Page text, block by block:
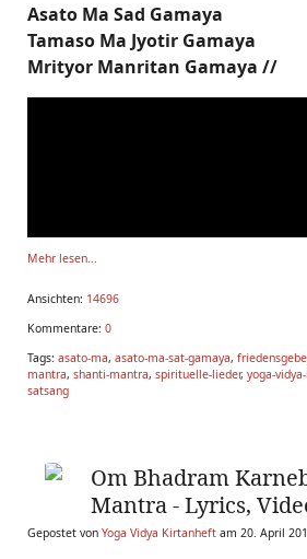
Asato Ma Sad Gamaya
Tamaso Ma Jyotir Gamaya
Mrityor Manritan Gamaya //
Mehr lesen...
Ansichten: 14696
Kommentare: 0
Tags: asato-ma, asato-ma-sat-gamaya,
mantra, shanti-mantra, spirituelle-lieder, yoga-
satsang
Om Bhadram
Mantra - Lyrics,
Gepostet von Yoga Vidya Kirtanheft am 20. April